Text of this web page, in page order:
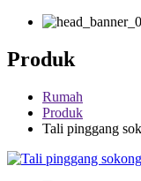
Produk
Rumah
Produk
Tali pinggang